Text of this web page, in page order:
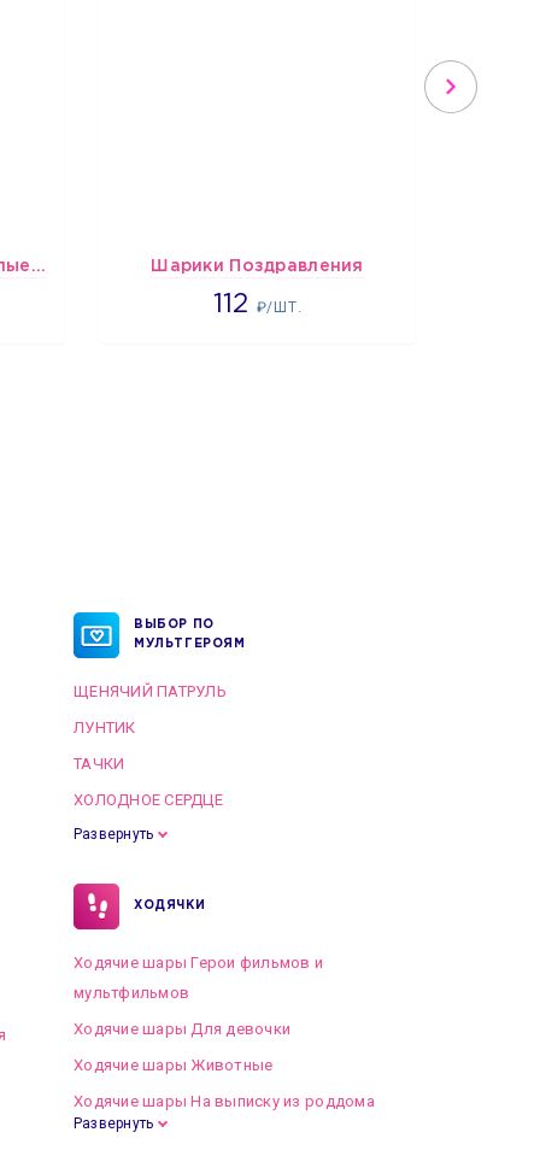
шары Фуксия-розово-белые пастельные Шарики Поздравления
112 ₽/ШТ.
1718
ВЫБОР ПО
МУЛЬТГЕРОЯМ
ЩЕНЯЧИЙ ПАТРУЛЬ
ЛУНТИК
ТАЧКИ
ХОЛОДНОЕ СЕРДЦЕ
Развернуть
ХОДЯЧКИ
Ходячие шары Герои фильмов и
мультфильмов
Ходячие шары Для девочки
Ходячие шары Животные
Ходячие шары На выписку из роддома
Развернуть